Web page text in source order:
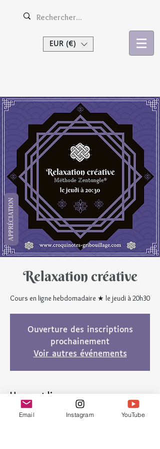
EUR (€)
Relaxation créative
Cours en ligne hebdomadaire ★ le jeudi à 20h30
Ouverture des inscriptions
prochainement
Voir autres événements
Heure et lieu
18 mars 2021, 20:30 – 21:45
Email Instagram YouTube
APPRÉCIATION